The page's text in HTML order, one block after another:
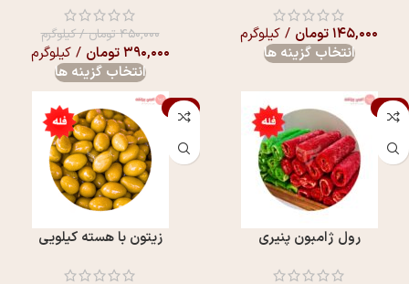
۱۴۵,۰۰۰تومان / کیلوگرم
انتخاب گزینه ها
۴۵۰,۰۰۰تومان/ کیلوگرم
۳۹۰,۰۰۰تومان / کیلوگرم
انتخاب گزینه ها
-16%
رول ژامبون پنیری
-17%
زیتون با هسته کیلویی